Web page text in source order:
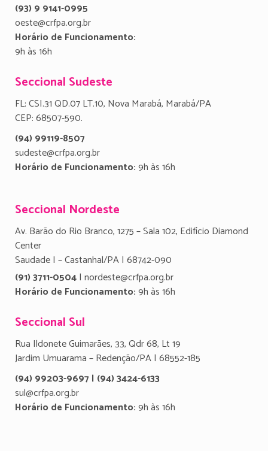
(93) 9 9141-0995
oeste@crfpa.org.br
Horário de Funcionamento:
9h às 16h
Seccional Sudeste
FL: CSI.31 QD.07 LT.10, Nova Marabá, Marabá/PA
CEP: 68507-590.
(94) 99119-8507
sudeste@crfpa.org.br
Horário de Funcionamento:9h às 16h
Seccional Nordeste
Av. Barão do Rio Branco, 1275 – Sala 102, Edifício Diamond
Center
Saudade I – Castanhal/PA | 68742-090
(91) 3711-0504| nordeste@crfpa.org.br
Horário de Funcionamento:9h às 16h
Seccional Sul
Rua Ildonete Guimarães, 33, Qdr 68, Lt 19
Jardim Umuarama – Redenção/PA | 68552-185
(94) 99203-9697 | (94) 3424-6133
sul@crfpa.org.br
Horário de Funcionamento:9h às 16h